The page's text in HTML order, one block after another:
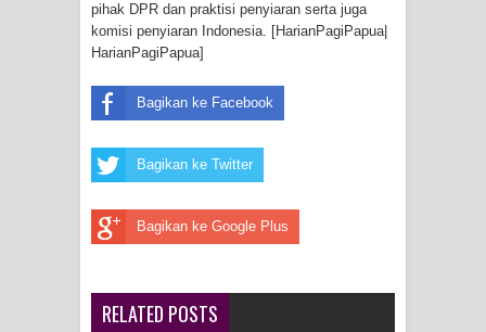
Mentan Tinjau Program Cetak Sawah
Mantan Sekda Jayawijaya Jadi
Tersangka Kasus Korupsi Jalan
at Indonesia's National Craft
pihak DPR dan praktisi penyiaran serta juga
komisi penyiaran Indonesia. [HarianPagiPapua|
HarianPagiPapua]
Bagikan ke Facebook
Bagikan ke Twitter
Bagikan ke Google Plus
RELATED POSTS